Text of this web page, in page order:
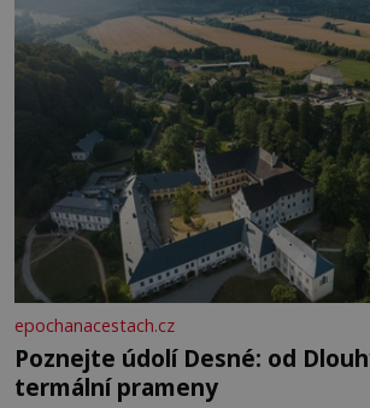
epochanacestach.cz
Poznejte údolí Desné: od
termální prameny